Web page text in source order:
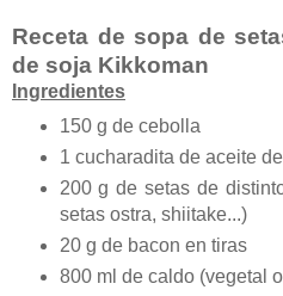
Receta de sopa de
de soja Kikkoman
Ingredientes
150 g de cebolla
1 cucharadita de aceite
200 g de setas de
setas ostra, shiitake...)
20 g de bacon en tiras
800 ml de caldo (vegetal